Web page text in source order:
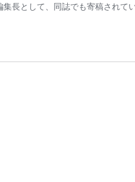
集長として、同誌でも寄稿され